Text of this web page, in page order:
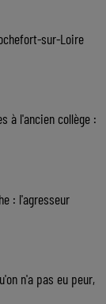
sur-Loire
à l'ancien collège :
: l'agresseur
n'a pas eu peur,